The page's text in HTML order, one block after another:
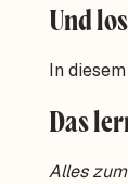
Und
In
Das
Alles